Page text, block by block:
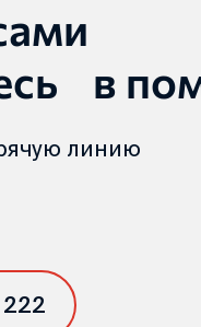
в
линию